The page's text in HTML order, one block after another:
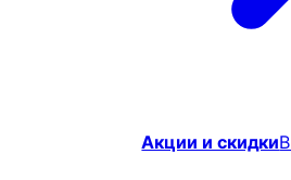
Акции и скидки